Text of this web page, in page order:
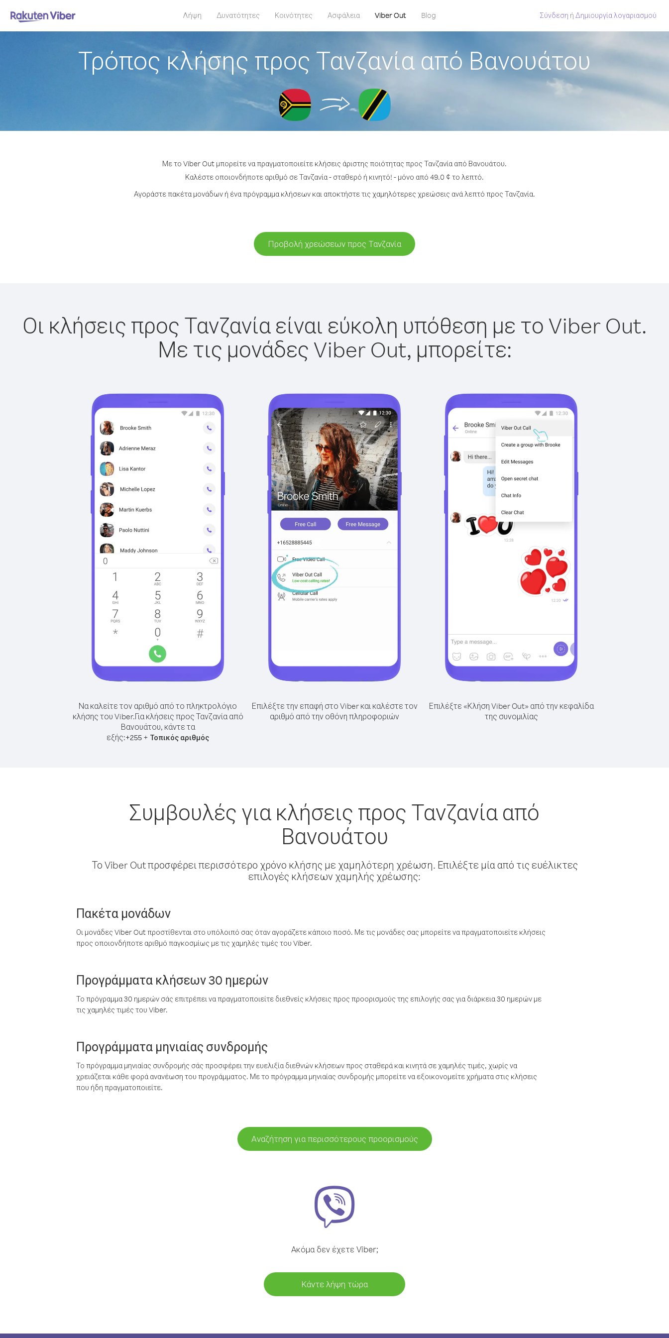
Λήψη Δυνατότητες Κοινότητες Ασφάλεια Viber Out Blog Σύνδεση ή Δημιουργία λογαριασμού
Τρόπος κλήσης προς Τανζανία από Βανουάτου
Με το Viber Out μπορείτε να πραγματοποιείτε κλήσεις άριστης ποιότητας προς Τανζανία από Βανουάτου.
Καλέστε οποιονδήποτε αριθμό σε Τανζανία - σταθερό ή κινητό! - μόνο από 49.0 ¢ το λεπτό.
Αγοράστε πακέτα μονάδων ή ένα πρόγραμμα κλήσεων και αποκτήστε τις χαμηλότερες χρεώσεις ανά λεπτό προς Τανζανία.
Προβολή χρεώσεων προς Τανζανία
Οι κλήσεις προς Τανζανία είναι εύκολη υπόθεση με το Viber Out.
Με τις μονάδες Viber Out, μπορείτε:
Να καλείτε τον αριθμό από το πληκτρολόγιο
κλήσης του Viber.Για κλήσεις προς Τανζανία από
Βανουάτου, κάντε τα
εξής:+255 + Τοπικός αριθμός
Επιλέξτε την επαφή στο Viber και καλέστε τον
αριθμό από την οθόνη πληροφοριών
Επιλέξτε «Κλήση Viber Out» από την κεφαλίδα
της συνομιλίας
Συμβουλές για κλήσεις προς Τανζανία από
Βανουάτου
Το Viber Out προσφέρει περισσότερο χρόνο κλήσης με χαμηλότερη χρέωση. Επιλέξτε μία από τις ευέλικτες
επιλογές κλήσεων χαμηλής χρέωσης:
Πακέτα μονάδων
Οι μονάδες Viber Out προστίθενται στο υπόλοιπό σας όταν αγοράζετε κάποιο ποσό. Με τις μονάδες σας μπορείτε να πραγματοποιείτε κλήσεις
προς οποιονδήποτε αριθμό παγκοσμίως με τις χαμηλές τιμές του Viber.
Προγράμματα κλήσεων 30 ημερών
Το πρόγραμμα 30 ημερών σάς επιτρέπει να πραγματοποιείτε διεθνείς κλήσεις προς προορισμούς της επιλογής σας για διάρκεια 30 ημερών με
τις χαμηλές τιμές του Viber.
Προγράμματα μηνιαίας συνδρομής
Το πρόγραμμα μηνιαίας συνδρομής σάς προσφέρει την ευελιξία διεθνών κλήσεων προς σταθερά και κινητά σε χαμηλές τιμές, χωρίς να
χρειάζεται κάθε φορά ανανέωση του προγράμματος. Με το πρόγραμμα μηνιαίας συνδρομής μπορείτε να εξοικονομείτε χρήματα στις κλήσεις
που ήδη πραγματοποιείτε.
Αναζήτηση για περισσότερους προορισμούς
Ακόμα δεν έχετε Viber;
Κάντε λήψη τώρα